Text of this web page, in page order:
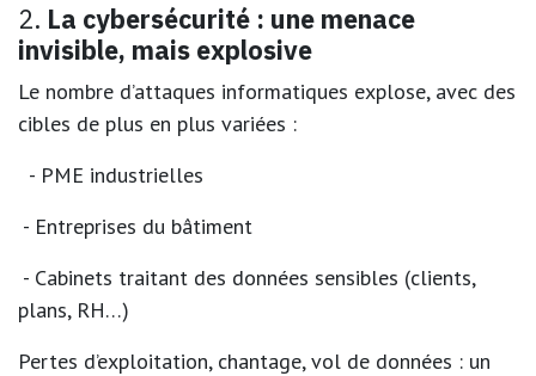
2. La cybersécurité : une menace
invisible, mais explosive
Le nombre d’attaques informatiques explose, avec des
cibles de plus en plus variées :
- PME industrielles
- Entreprises du bâtiment
- Cabinets traitant des données sensibles (clients,
plans, RH…)
Pertes d’exploitation, chantage, vol de données : un